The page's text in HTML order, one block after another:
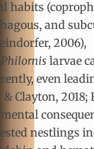
habits
and
2006),
Philornis larvae
even
Clayton, 2018;
nestlings